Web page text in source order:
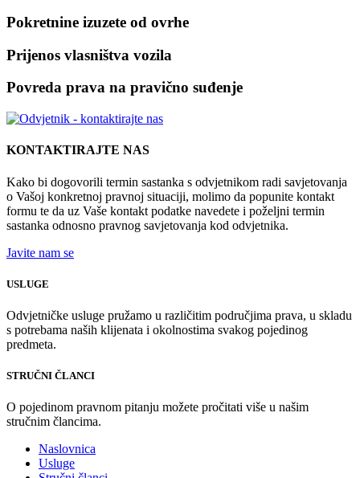
Pokretnine izuzete od ovrhe
Prijenos vlasništva vozila
Povreda prava na pravično suđenje
KONTAKTIRAJTE NAS
Kako bi dogovorili termin sastanka s odvjetnikom radi savjetovanja
o Vašoj konkretnoj pravnoj situaciji, molimo da popunite kontakt
formu te da uz Vaše kontakt podatke navedete i poželjni termin
sastanka odnosno pravnog savjetovanja kod odvjetnika.
Javite nam se
USLUGE
Odvjetničke usluge pružamo u različitim područjima prava, u skladu
s potrebama naših klijenata i okolnostima svakog pojedinog
predmeta.
STRUČNI ČLANCI
O pojedinom pravnom pitanju možete pročitati više u našim
stručnim člancima.
Naslovnica
Usluge